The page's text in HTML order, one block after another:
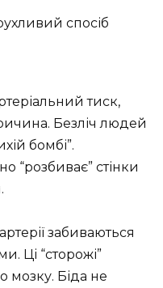
спосіб
тиск,
Безліч людей
бомбі”.
“розбиває” стінки
забиваються
Ці “сторожі”
мозку. Біда не